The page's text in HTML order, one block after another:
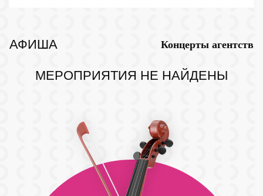
АФИША Концерты агентств
МЕРОПРИЯТИЯ НЕ НАЙДЕНЫ